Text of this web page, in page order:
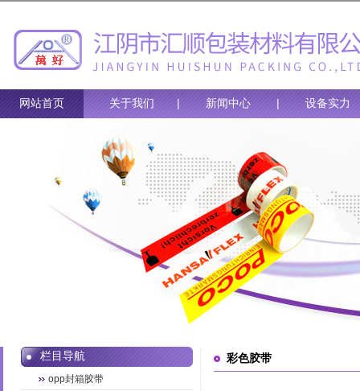
网站首页 关于我们 | 新闻中心 | 设备实力
栏目导航
opp封箱胶带
彩色胶带